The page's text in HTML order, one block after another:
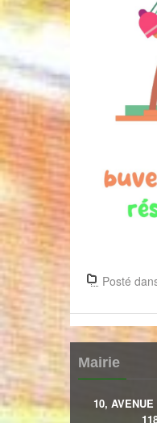
Posté
Mairie
10,